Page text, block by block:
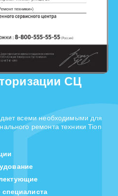
СЦ
всеми необходимыми для
ремонта техники Tion